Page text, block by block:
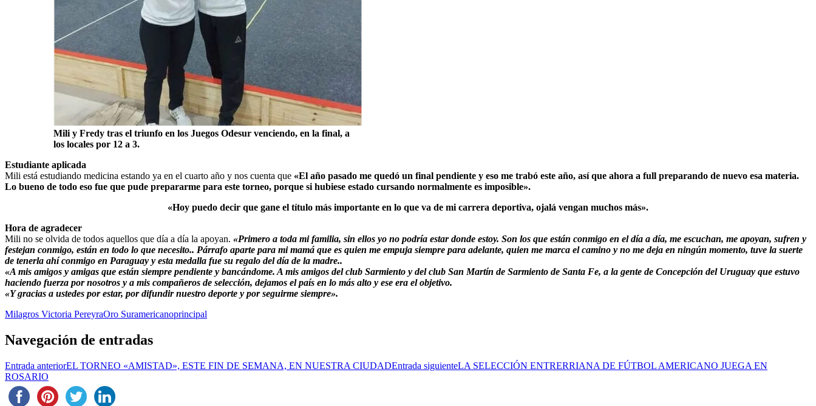
Mili y Fredy tras el triunfo en los Juegos Odesur venciendo, en la final, a
los locales por 12 a 3.
Estudiante aplicada
Mili está estudiando medicina estando ya en el cuarto año y nos cuenta que «El año pasado me quedó un final pendiente y eso me trabó este año, así que ahora a full preparando de nuevo esa materia.
Lo bueno de todo eso fue que pude prepararme para este torneo, porque si hubiese estado cursando normalmente es imposible».
«Hoy puedo decir que gane el título más importante en lo que va de mi carrera deportiva, ojalá vengan muchos más».
Hora de agradecer
Mili no se olvida de todos aquellos que día a día la apoyan. «Primero a toda mi familia, sin ellos yo no podría estar donde estoy. Son los que están conmigo en el día a día, me escuchan, me apoyan, sufren y
festejan conmigo, están en todo lo que necesito.. Párrafo aparte para mi mamá que es quien me empuja siempre para adelante, quien me marca el camino y no me deja en ningún momento, tuve la suerte
de tenerla ahí conmigo en Paraguay y esta medalla fue su regalo del día de la madre..
«A mis amigos y amigas que están siempre pendiente y bancándome. A mis amigos del club Sarmiento y del club San Martín de Sarmiento de Santa Fe, a la gente de Concepción del Uruguay que estuvo
haciendo fuerza por nosotros y a mis compañeros de selección, dejamos el país en lo más alto y ese era el objetivo.
«Y gracias a ustedes por estar, por difundir nuestro deporte y por seguirme siempre».
Milagros Victoria PereyraOro Suramericanoprincipal
Navegación de entradas
Entrada anteriorEL TORNEO «AMISTAD», ESTE FIN DE SEMANA, EN NUESTRA CIUDADEntrada siguienteLA SELECCIÓN ENTRERRIANA DE FÚTBOL AMERICANO JUEGA EN
ROSARIO